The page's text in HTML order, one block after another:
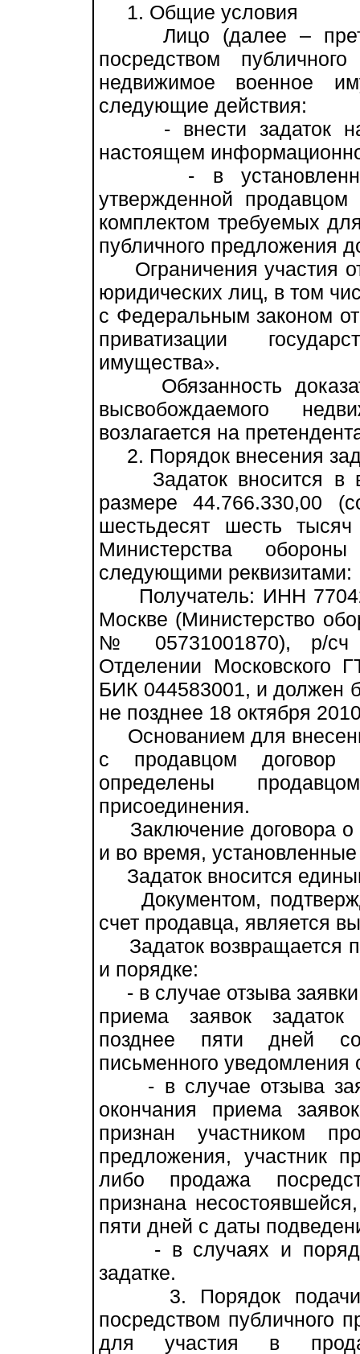
1. Общие условия
Лицо (далее –
посредством
недвижимое военное
следующие действия:
- внести задаток на
настоящем
- в установленном
утвержденной
комплектом требуемых
публичного предложения
Ограничения участия
юридических лиц, в том
с Федеральным законом
приватизации
имущества».
Обязанность
высвобождаемого
возлагается на
2. Порядок внесения
Задаток вносится в
размере 44.766.330,00
шестьдесят шесть
Министерства
следующими реквизитами:
Получатель: ИНН
Москве (Министерство
№ 05731001870), р/сч
Отделении Московского
БИК 044583001, и должен
не позднее 18 октября
Основанием для
с продавцом договор
определены
присоединения.
Заключение договора о
и во время,
Задаток вносится
Документом,
счет продавца, является
Задаток возвращается
и порядке:
- в случае отзыва
приема заявок задаток
позднее пяти дней
письменного уведомления
- в случае отзыва
окончания приема
признан участником
предложения, участник
либо продажа
признана
пяти дней с даты
- в случаях и
задатке.
3. Порядок подачи
посредством публичного
для участия в